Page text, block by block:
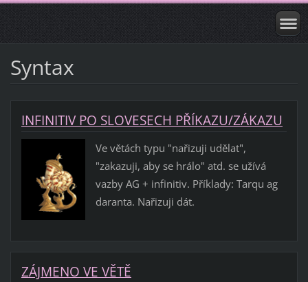
Syntax
INFINITIV PO SLOVESECH PŘÍKAZU/ZÁKAZU
Ve větách typu "nařizuji udělat",
"zakazuji, aby se hrálo" atd. se užívá
vazby AG + infinitiv. Příklady: Tarqu ag
daranta. Nařizuji dát.
ZÁJMENO VE VĚTĚ